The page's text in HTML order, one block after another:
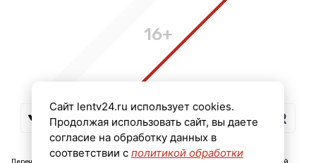
16+
Сайт lentv24.ru использует cookies.
Продолжая использовать сайт, вы даете
согласие на обработку данных в
соответствии с политикой обработки